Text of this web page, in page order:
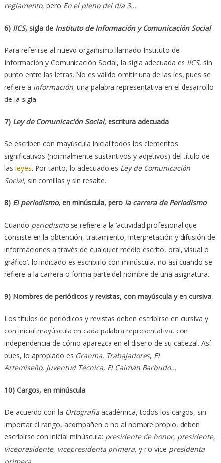
reglamento, pero En el pleno del día 3…
6) IICS, sigla de Instituto de Información y Comunicación Social
Para referirse al nuevo organismo llamado Instituto de
Información y Comunicación Social, la sigla adecuada es IICS, sin
punto entre las letras. No es válido omitir una de las íes, pues se
refiere a información, una palabra representativa en el desarrollo
de la sigla.
7) Ley de Comunicación Social, escritura adecuada
Se escriben con mayúscula inicial todos los elementos
significativos (normalmente sustantivos y adjetivos) del título de
las leyes. Por tanto, lo adecuado es Ley de Comunicación
Social, sin comillas y sin resalte.
8) El periodismo, en minúscula, pero la carrera de Periodismo
Cuando periodismo se refiere a la ‘actividad profesional que
consiste en la obtención, tratamiento, interpretación y difusión de
informaciones a través de cualquier medio escrito, oral, visual o
gráfico’, lo indicado es escribirlo con minúscula, no así cuando se
refiere a la carrera o forma parte del nombre de una asignatura.
9) Nombres de periódicos y revistas, con mayúscula y en cursiva
Los títulos de periódicos y revistas deben escribirse en cursiva y
con inicial mayúscula en cada palabra representativa, con
independencia de cómo aparezca en el diseño de su cabezal. Así
pues, lo apropiado es Granma, Trabajadores, El
Artemiseño, Juventud Técnica, El Caimán Barbudo…
10) Cargos, en minúscula
De acuerdo con la Ortografía académica, todos los cargos, sin
importar el rango, acompañen o no al nombre propio, deben
escribirse con inicial minúscula: presidente de honor, presidente,
vicepresidente, vicepresidenta primera, y no vice presidenta
primera.